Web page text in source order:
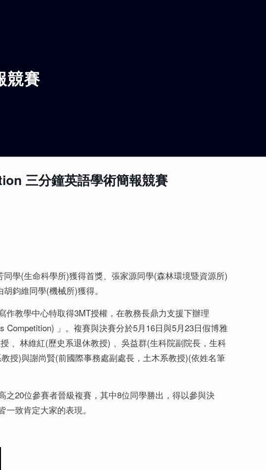
競賽
三分鐘英語學術簡報競賽
學(生命科學所)獲得首獎、張家源同學(森林環境暨資源所)
鈞維同學(機械所)獲得。
教學中心特取得3MT授權，在教務長鼎力支援下辦理
Competition) 」。複賽與決賽分於5月16日與5月23日假博雅
、林維紅(歷史系退休教授) 、吳益群(生科院副院長，生科
授)與謝尚賢(前國際事務處副處長，土木系教授)(依姓名筆
20位參賽者晉級複賽，其中8位同學勝出，得以參與決
致肯定大家的表現。